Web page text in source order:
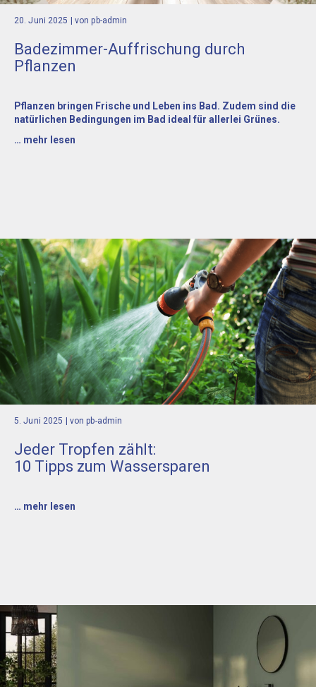
20. Juni 2025 | von pb-admin
Badezimmer-Auffrischung durch
Pflanzen
Pflanzen bringen Frische und Leben ins Bad. Zudem sind die
natürlichen Bedingungen im Bad ideal für allerlei Grünes.
… mehr lesen
5. Juni 2025 | von pb-admin
Jeder Tropfen zählt:
10 Tipps zum Wassersparen
… mehr lesen